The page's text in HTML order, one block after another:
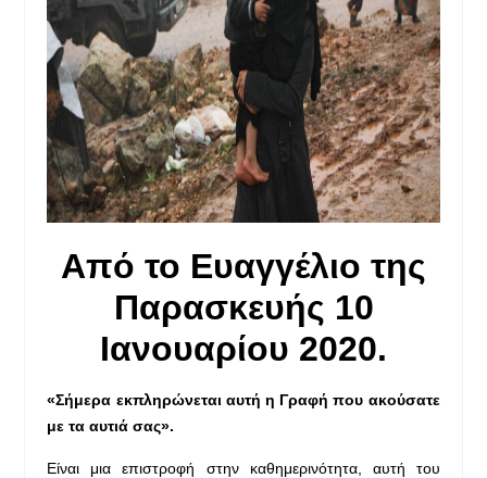
Από το Ευαγγέλιο της
Παρασκευής 10
Ιανουαρίου 2020.
«Σήμερα εκπληρώνεται αυτή η Γραφή που ακούσατε
με τα αυτιά σας».
Είναι μια επιστροφή στην καθημερινότητα, αυτή του